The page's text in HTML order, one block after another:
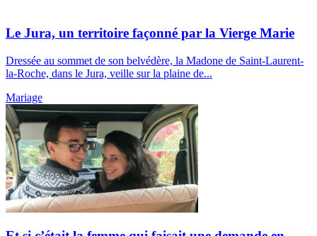
Le Jura, un territoire façonné par la Vierge Marie
Dressée au sommet de son belvédère, la Madone de Saint-Laurent-
la-Roche, dans le Jura, veille sur la plaine de...
Mariage